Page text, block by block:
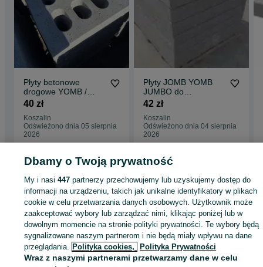
Płyty betonowe
drogowe YOMB /
JOMB / JUMBO
100x75x12,5cm
40 zł
Koszalin
Odświeżono dnia 05 sierpnia
2026
Płyty JOMB YOMB
JUMBO do
utwardzenia terenu
TRANSPORT
42 zł
Koszalin
Odświeżono dnia 04 sierpnia
2026
Zachodniopomorskie
Płyty drogowe - Koszalin
KATEGORIA
ID:745648977 Wyświetlenia:
Dbamy o Twoją prywatność
My i nasi447 partnerzy przechowujemy lub uzyskujemy dostęp do
informacji na urządzeniu, takich jak unikalne identyfikatory w plikach
cookie w celu przetwarzania danych osobowych. Użytkownik może
zaakceptować wybory lub zarządzać nimi, klikając poniżej lub w
dowolnym momencie na stronie polityki prywatności. Te wybory będą
sygnalizowane naszym partnerom i nie będą miały wpływu na dane
przeglądania. Polityka cookies, Polityka Prywatności
Wraz z naszymi partnerami przetwarzamy dane w celu